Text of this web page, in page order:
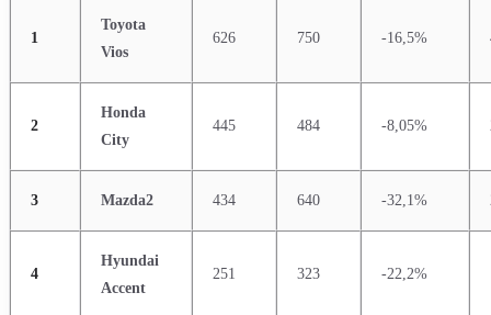
1
Toyota
Vios
626 750 -16,5%
2
Honda
City
445 484 -8,05%
3 Mazda2 434 640 -32,1%
4
Hyundai
Accent
251 323 -22,2%